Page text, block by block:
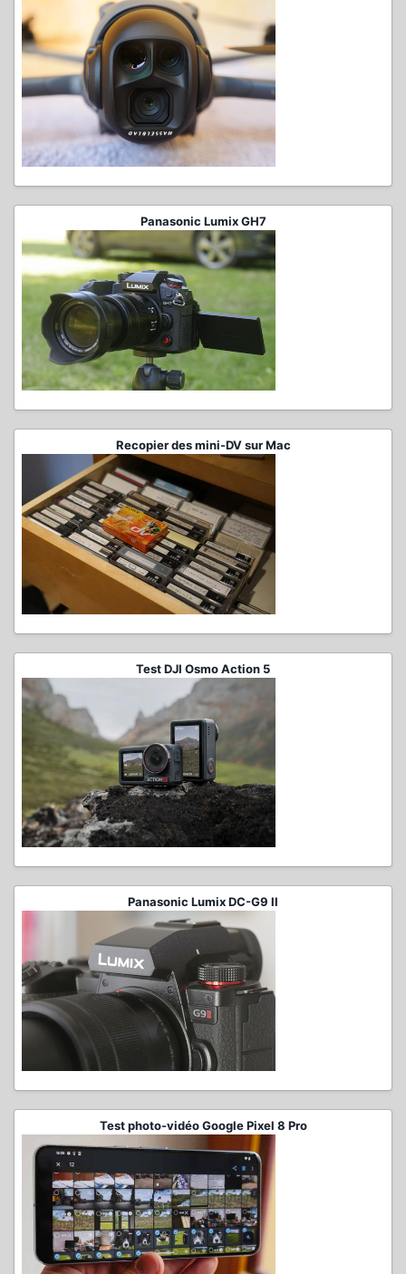
Panasonic Lumix GH7
Recopier des mini-DV sur Mac
Test DJI Osmo Action 5
Panasonic Lumix DC-G9 II
Test photo-vidéo Google Pixel 8 Pro